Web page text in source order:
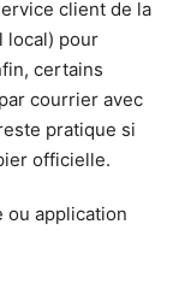
client de la
local) pour
certains
courrier avec
pratique si
officielle.
ou application